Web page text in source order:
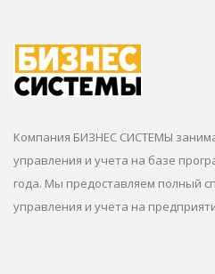
Компания БИЗНЕС СИСТЕМЫ
управления и учета на базе
года. Мы предоставляем полный
управления и учета на